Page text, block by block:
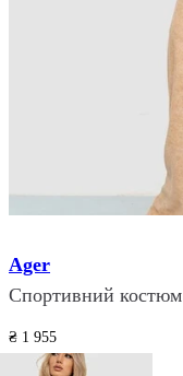
Ager
Спортивний костюм
₴ 1 955
₴ 1 629